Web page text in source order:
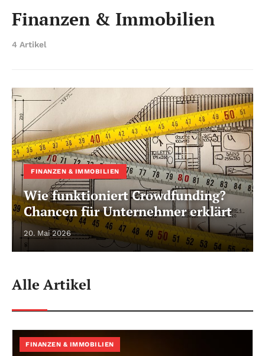
Finanzen & Immobilien
4 Artikel
FINANZEN & IMMOBILIEN
Wie funktioniert Crowdfunding?
Chancen für Unternehmer erklärt
20. Mai 2026
Alle Artikel
FINANZEN & IMMOBILIEN